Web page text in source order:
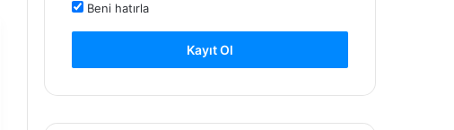
Beni hatırla
Kayıt Ol